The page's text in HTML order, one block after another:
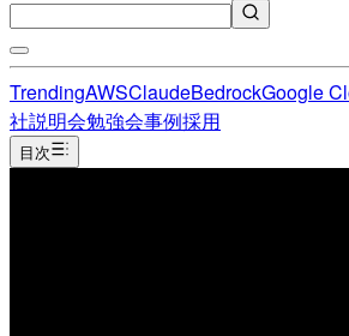
TrendingAWSClaudeBedrockGoogle
社説明会勉強会事例採用
目次